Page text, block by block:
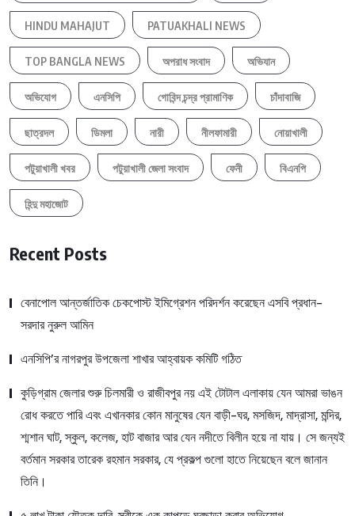
HINDU MAHAJUT PATUAKHALI NEWS
TOP BANGLA NEWS অপরাধ সংবাদ অভিযান
অভিযোগ এনসিপি গোবিন্দ চন্দ্র প্রামাণিক চাঁদাবাজি
ছাত্রদল ডিমলা নারী নীলফামারী নোয়াখালী
পটুয়াখালী খবর পটুয়াখালী জেলা সংবাদ ফেনী বিএনপি
হিন্দু মহাজোট
Recent Posts
বেনাপোল আন্তর্জাতিক চেকপোস্ট ইমিগ্রেশন পরিদর্শন করেছেন এসবি প্রধান-
সরদার নুরুল আমিন
এনসিপি’র নাগরপুর উপজেলা শাখার আহ্বায়ক কমিটি গঠিত
কুড়িগ্রাম জেলার শুরু চিলমারী ও রাজীবপুর নয় এই টোটাল এলাকায় যেন আমরা ভাঙন
রোধ করতে পারি এবং এখানকার কোন মানুষের যেন বাড়ী-ঘর, মসজিদ, মাদ্রাসা, মন্দির,
শ্মশান ঘাট, স্কুল, কলেজ, হাট বাজার আর যেন নদীতে বিলীন হয়ে না যায়। সে জন্যই
বর্তমান সরকার তারেক রহমান সরকার, যে প্রকল্প গুলো হাতে নিয়েছেন বলে জানান
তিনি।